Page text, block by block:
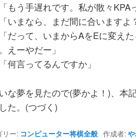
もう手遅れです。私が散々KPA
いまなら、まだ間に合いますよ
だって、いまからAをEに変え
えーやだー」
何言ってるんですか」
な夢を見たので(夢かよ！)、本
た。(つづく)
リー: コンピューター将棋全般 作成者: